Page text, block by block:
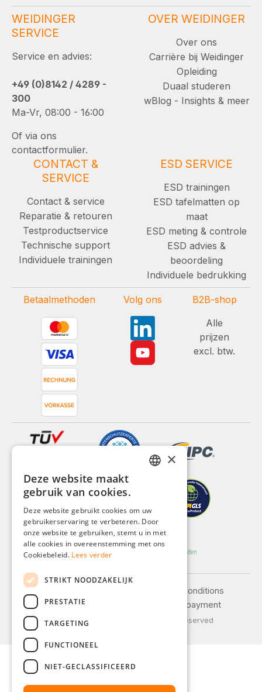
WEIDINGER
SERVICE
Service en advies:
+49 (0)8142 / 4289 -
300
Ma-Vr, 08:00 - 16:00
Of via ons
contactformulier.
OVER WEIDINGER
Over ons
Carrière bij Weidinger
Opleiding
Duaal studeren
wBlog - Insights & meer
CONTACT &
SERVICE
Contact & service
Reparatie & retouren
Testproductservice
Technische support
Individuele trainingen
ESD SERVICE
ESD trainingen
ESD tafelmatten op
maat
ESD meting & controle
ESD advies &
beoordeling
Individuele bedrukking
Betaalmethoden Volg ons
B2B-shop
Alle
prijzen
excl. btw.
General terms and conditions
Privacy policy
Shipping and payment
© 2026 Weidinger GmbH, All Rights Reserved
FRENCH
ITALIAN
×
Deze website maakt
gebruik van cookies.
Deze website gebruikt cookies om uw
gebruikerservaring te verbeteren. Door
onze website te gebruiken, stemt u in met
alle cookies in overeenstemming met ons
Cookiebeleid. Lees verder
STRIKT NOODZAKELIJK
PRESTATIE
TARGETING
FUNCTIONEEL
NIET-GECLASSIFICEERD